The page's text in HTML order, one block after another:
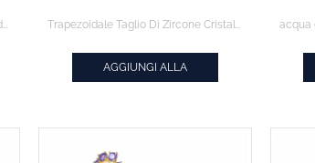
925 Argento Penzoloni Bianco E Verde Orecchini
Bianco Placcato
Collana Di Gioielli
Trapezoidale Taglio Di Zircone Cristallo Oro Bianco Placcato Collana Di Gioielli Delle Donne
AGGIUNGI ALLA